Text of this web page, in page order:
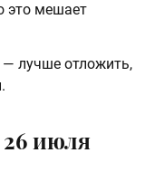
это мешает
лучше отложить,
июля